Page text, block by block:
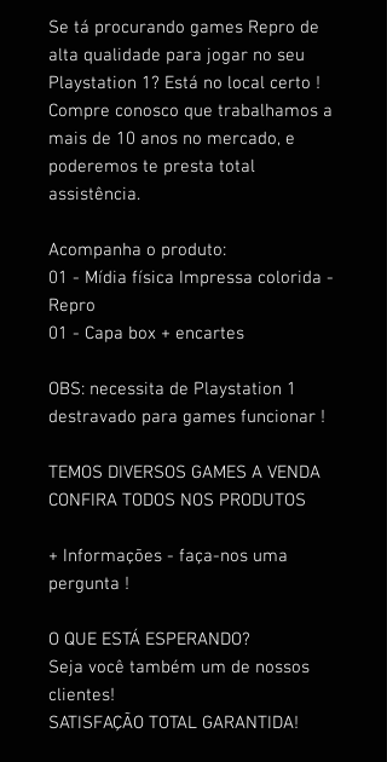
Se tá procurando games Repro de
alta qualidade para jogar no seu
Playstation 1? Está no local certo !
Compre conosco que trabalhamos a
mais de 10 anos no mercado, e
poderemos te presta total
assistência.
Acompanha o produto:
01 - Mídia física Impressa colorida -
Repro
01 - Capa box + encartes
OBS: necessita de Playstation 1
destravado para games funcionar !
TEMOS DIVERSOS GAMES A VENDA
CONFIRA TODOS NOS PRODUTOS
+ Informações - faça-nos uma
pergunta !
O QUE ESTÁ ESPERANDO?
Seja você também um de nossos
clientes!
SATISFAÇÃO TOTAL GARANTIDA!